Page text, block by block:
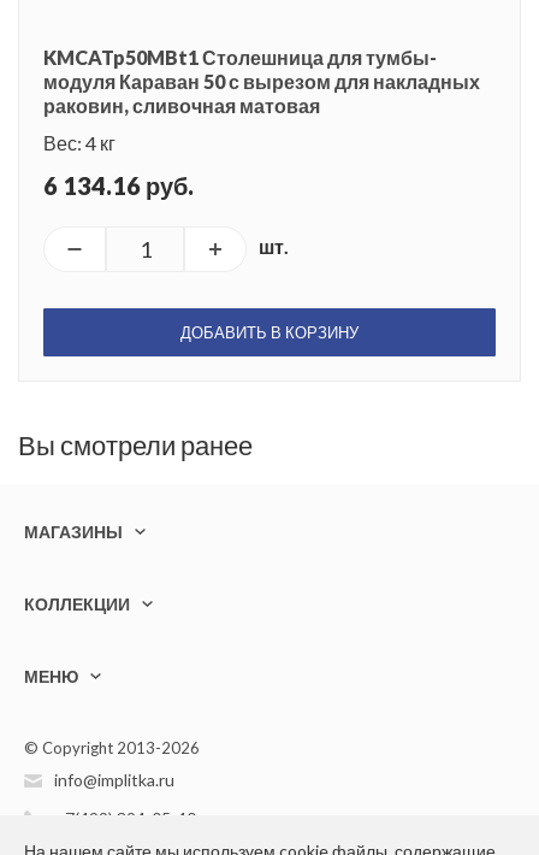
KMCATp50MBt1 Столешница для тумбы-
модуля Караван 50 с вырезом для накладных
раковин, сливочная матовая
Вес: 4 кг
6 134.16 руб.
шт.
ДОБАВИТЬ В КОРЗИНУ
Вы смотрели ранее
МАГАЗИНЫ
КОЛЛЕКЦИИ
МЕНЮ
© Copyright 2013-2026
info@implitka.ru
+7(499) 394-05-40
На нашем сайте мы используем cookie файлы, содержащие